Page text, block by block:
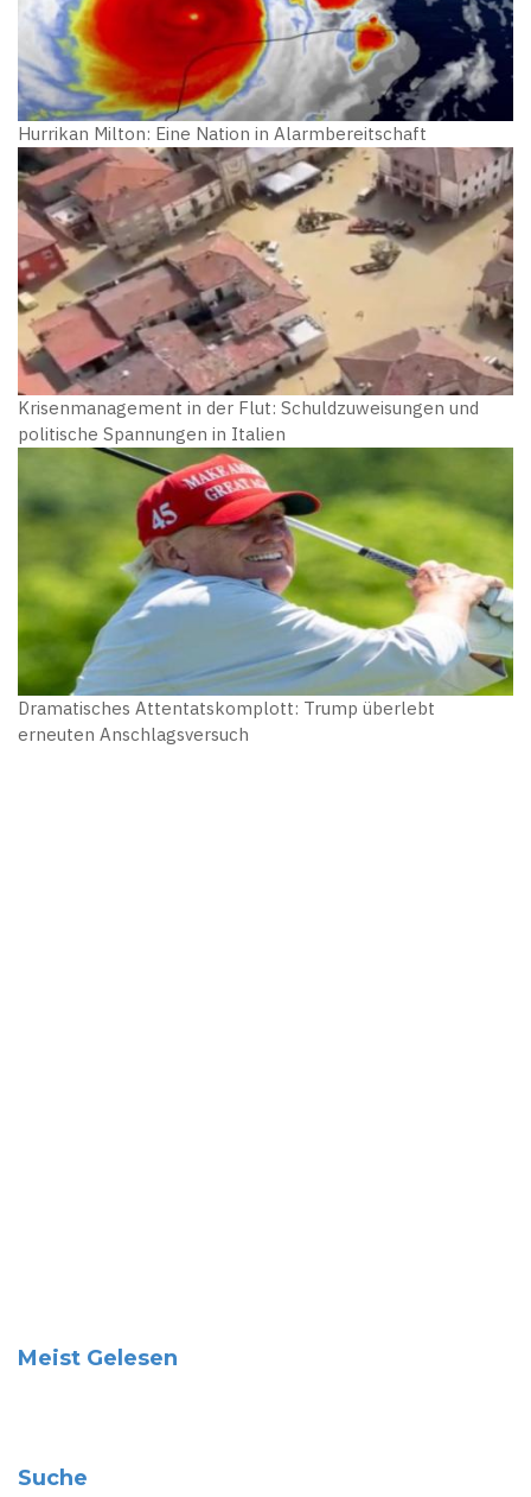
Hurrikan Milton: Eine Nation in Alarmbereitschaft
Krisenmanagement in der Flut: Schuldzuweisungen und
politische Spannungen in Italien
Dramatisches Attentatskomplott: Trump überlebt
erneuten Anschlagsversuch
Meist Gelesen
Suche